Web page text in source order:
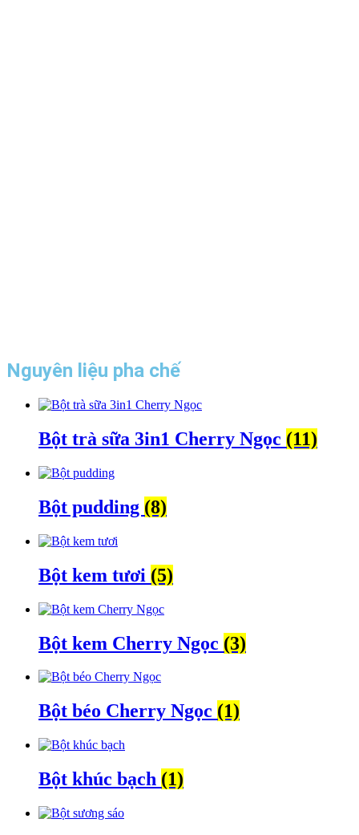
Nguyên liệu pha chế
Bột trà sữa 3in1 Cherry Ngọc (11)
Bột pudding (8)
Bột kem tươi (5)
Bột kem Cherry Ngọc (3)
Bột béo Cherry Ngọc (1)
Bột khúc bạch (1)